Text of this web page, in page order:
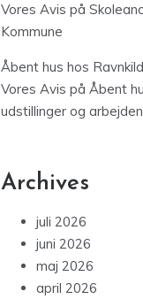
Vores Avis på
Kommune
Åbent hus hos
Vores Avis på Åbent
udstillinger og
Archives
juli 2026
juni 2026
maj 2026
april 2026